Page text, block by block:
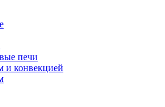
печи
и конвекцией